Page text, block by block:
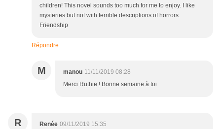
children! This novel sounds too much for me to enjoy. I like
mysteries but not with terrible descriptions of horrors.
Friendship
Répondre
M manou 11/11/2019 08:28
Merci Ruthie ! Bonne semaine à toi
R Renée 09/11/2019 15:35